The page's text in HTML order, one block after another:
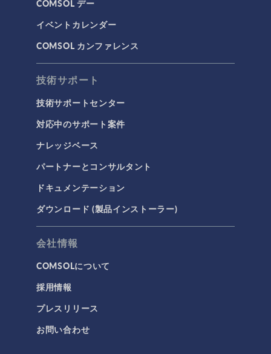
COMSOL デー
イベントカレンダー
COMSOL カンファレンス
技術サポート
技術サポートセンター
対応中のサポート案件
ナレッジベース
パートナーとコンサルタント
ドキュメンテーション
ダウンロード (製品インストーラー)
会社情報
COMSOLについて
採用情報
プレスリリース
お問い合わせ